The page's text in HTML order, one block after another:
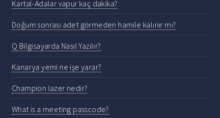
Kartal-Adalar vapur kaç dakika?
Doğum sonrası adet görmeden hamile kalınır mı?
Q Bilgisayarda Nasıl Yazılır?
Kanarya yemi ne işe yarar?
Champion lazer nedir?
What is a meeting passcode?